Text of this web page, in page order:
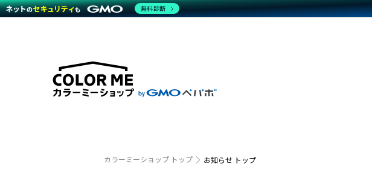
特長
商材一覧を見る
機能一覧を見る
特長別に見る
売上につながる集客
運営サポート
開発・API連携代行
カラーミーショップ トップ お知らせ トップ
無料診断